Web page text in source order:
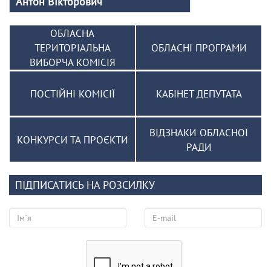
ОБЛАСНА
ТЕРИТОРІАЛЬНА
ВИБОРЧА КОМІСІЯ
ОБЛАСНІ ПРОГРАМИ
ПОСТІЙНІ КОМІСІЇ КАБІНЕТ ДЕПУТАТА
КОНКУРСИ ТА ПРОЄКТИ
ВІДЗНАКИ ОБЛАСНОЇ
РАДИ
ПІДПИСАТИСЬ НА РОЗСИЛКУ